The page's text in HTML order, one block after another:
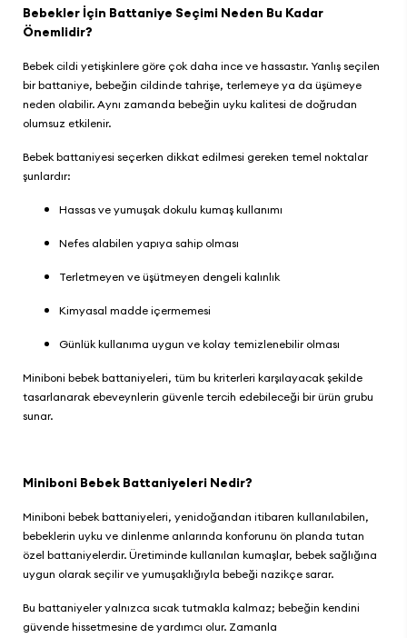
Bebekler İçin Battaniye Seçimi Neden Bu Kadar
Önemlidir?
Bebek cildi yetişkinlere göre çok daha ince ve hassastır. Yanlış seçilen
bir battaniye, bebeğin cildinde tahrişe, terlemeye ya da üşümeye
neden olabilir. Aynı zamanda bebeğin uyku kalitesi de doğrudan
olumsuz etkilenir.
Bebek battaniyesi seçerken dikkat edilmesi gereken temel noktalar
şunlardır:
Hassas ve yumuşak dokulu kumaş kullanımı
Nefes alabilen yapıya sahip olması
Terletmeyen ve üşütmeyen dengeli kalınlık
Kimyasal madde içermemesi
Günlük kullanıma uygun ve kolay temizlenebilir olması
Miniboni bebek battaniyeleri, tüm bu kriterleri karşılayacak şekilde
tasarlanarak ebeveynlerin güvenle tercih edebileceği bir ürün grubu
sunar.
Miniboni Bebek Battaniyeleri Nedir?
Miniboni bebek battaniyeleri, yenidoğandan itibaren kullanılabilen,
bebeklerin uyku ve dinlenme anlarında konforunu ön planda tutan
özel battaniyelerdir. Üretiminde kullanılan kumaşlar, bebek sağlığına
uygun olarak seçilir ve yumuşaklığıyla bebeği nazikçe sarar.
Bu battaniyeler yalnızca sıcak tutmakla kalmaz; bebeğin kendini
güvende hissetmesine de yardımcı olur. Zamanla